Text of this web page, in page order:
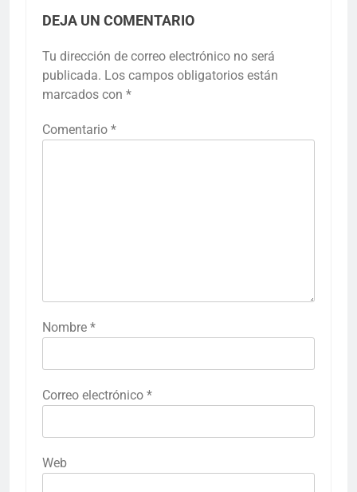
DEJA UN COMENTARIO
Tu dirección de correo electrónico no será
publicada. Los campos obligatorios están
marcados con *
Comentario *
Nombre *
Correo electrónico *
Web